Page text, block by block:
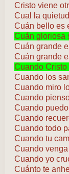
Cristo viene
Cual la
Cuán bello es
Cuán gloriosa
Cuán grande
Cuán grande
Cuando Cristo
Cuando los
Cuando miro
Cuando
Cuando
Cuando
Cuando todo
Cuando tu
Cuando
Cuando yo
Cuánto te